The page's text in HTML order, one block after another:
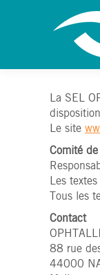
La SEL
Le site
Comité
Les
Tous les
Contact
88 rue
44000